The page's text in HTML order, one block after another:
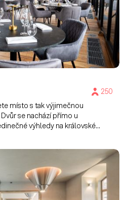
250
místo s tak výjimečnou
se nachází přímo u
výhledy na královské